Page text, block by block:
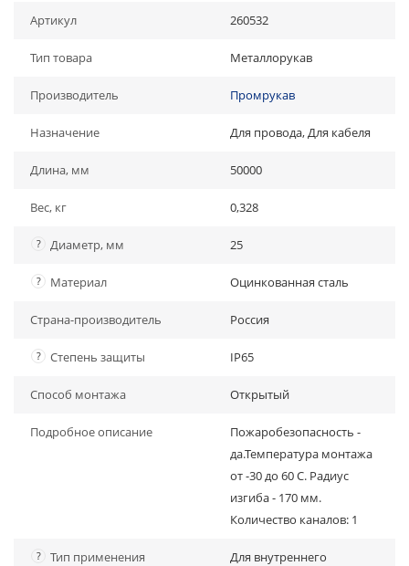
Артикул 260532
Тип товара Металлорукав
Производитель Промрукав
Назначение Для провода, Для кабеля
Длина, мм 50000
Вес, кг 0,328
? Диаметр, мм 25
? Материал Оцинкованная сталь
Страна-производитель Россия
? Степень защиты IP65
Способ монтажа Открытый
Подробное описание
Пожаробезопасность -
да.Температура монтажа
от -30 до 60 С. Радиус
изгиба - 170 мм.
Количество каналов: 1
? Тип применения
Для внутреннего